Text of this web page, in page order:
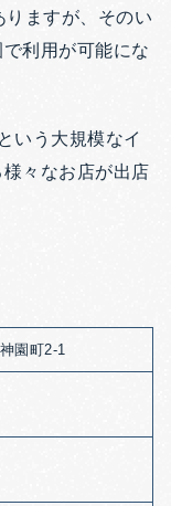
ますが、そのい
利用が可能にな
いう大規模なイ
々なお店が出店
園町2-1